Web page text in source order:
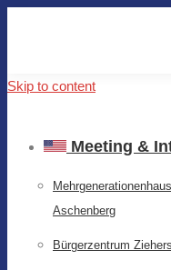
Skip to content
Meeting &
Aschenberg
Bürgerzentrum